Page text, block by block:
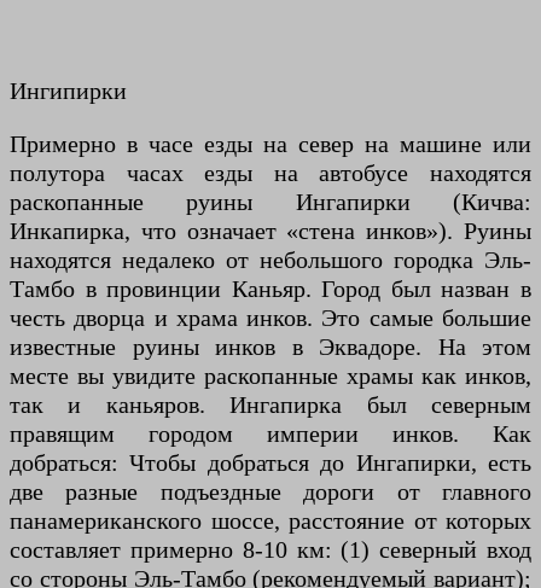
Ингипирки
Примерно в часе езды на север на машине или
полутора часах езды на автобусе находятся
раскопанные руины Ингапирки (Кичва:
Инкапирка, что означает «стена инков»). Руины
находятся недалеко от небольшого городка Эль-
Тамбо в провинции Каньяр. Город был назван в
честь дворца и храма инков. Это самые большие
известные руины инков в Эквадоре. На этом
месте вы увидите раскопанные храмы как инков,
так и каньяров. Ингапирка был северным
правящим городом империи инков. Как
добраться: Чтобы добраться до Ингапирки, есть
две разные подъездные дороги от главного
панамериканского шоссе, расстояние от которых
составляет примерно 8-10 км: (1) северный вход
со стороны Эль-Тамбо (рекомендуемый вариант);